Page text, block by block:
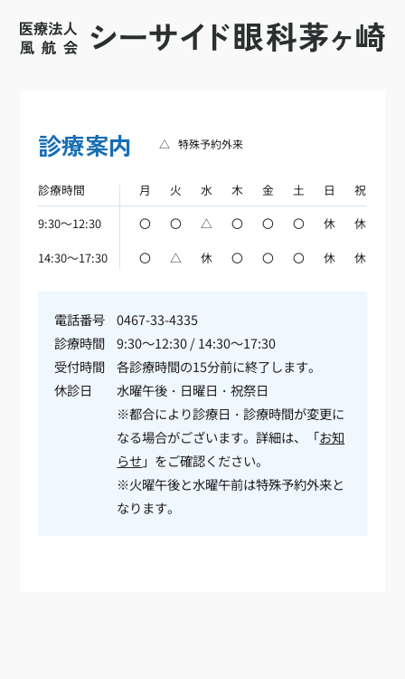
診療案内 △ 特殊予約外来
診療時間 月 火 水 木 金 土 日
祝
9:30～12:30
〇 〇 △ 〇 〇 〇 休
休
14:30～17:30
〇 △ 休 〇 〇 〇 休 休
電話番号
0467-33-4335
診療時間
9:30～12:30 / 14:30～17:30
受付時間
各診療時間の15分前に終了します。
休診日
水曜午後・日曜日・祝祭日
※都合により診療日・診療時間が変更に
なる場合がございます。詳細は、「お知
らせ」をご確認ください。
※火曜午後と水曜午前は特殊予約外来と
なります。